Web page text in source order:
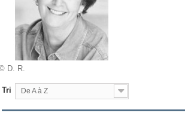
D. R.
Tri De A à Z